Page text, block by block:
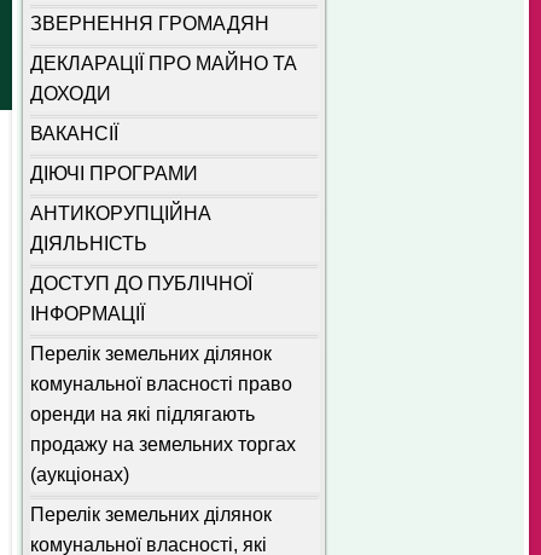
ЗВЕРНЕННЯ ГРОМАДЯН
ДЕКЛАРАЦІЇ ПРО МАЙНО ТА
ДОХОДИ
ВАКАНСІЇ
ДІЮЧІ ПРОГРАМИ
АНТИКОРУПЦІЙНА
ДІЯЛЬНІСТЬ
ДОСТУП ДО ПУБЛІЧНОЇ
ІНФОРМАЦІЇ
Перелік земельних ділянок
комунальної власності право
оренди на які підлягають
продажу на земельних торгах
(аукціонах)
Перелік земельних ділянок
комунальної власності, які